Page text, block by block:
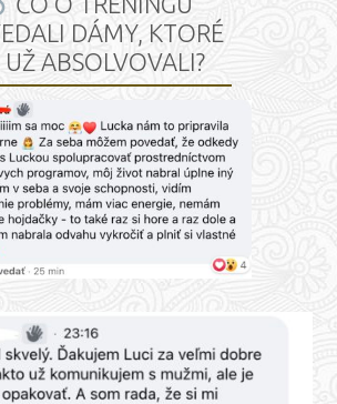
DÁMY, KTORÉ
UŽ ABSOLVOVALI?